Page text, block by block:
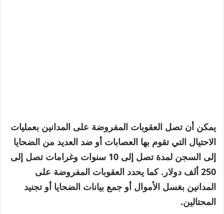
يمكن أن تصل العقوبات المفروضة على المدانين بعمليات
الاحتيال التي تقوم بها العصابات أو ضد العديد من الضحايا
إلى السجن لمدة تصل إلى 10 سنوات وغرامات تصل إلى
250 ألف دولار. كما يحدد العقوبات المفروضة على
المدانين بغسل الأموال أو جمع بيانات الضحايا أو تجنيد
المحتالين.